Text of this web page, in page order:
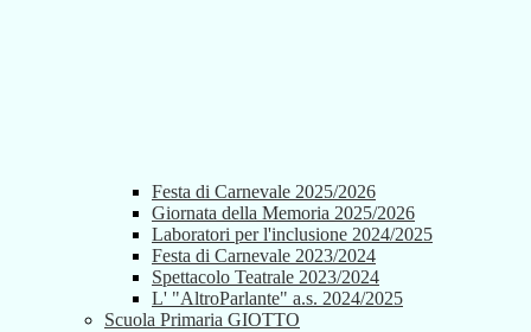
Festa di Carnevale 2025/2026
Giornata della Memoria 2025/2026
Laboratori per l'inclusione 2024/2025
Festa di Carnevale 2023/2024
Spettacolo Teatrale 2023/2024
L' "AltroParlante" a.s. 2024/2025
Scuola Primaria GIOTTO